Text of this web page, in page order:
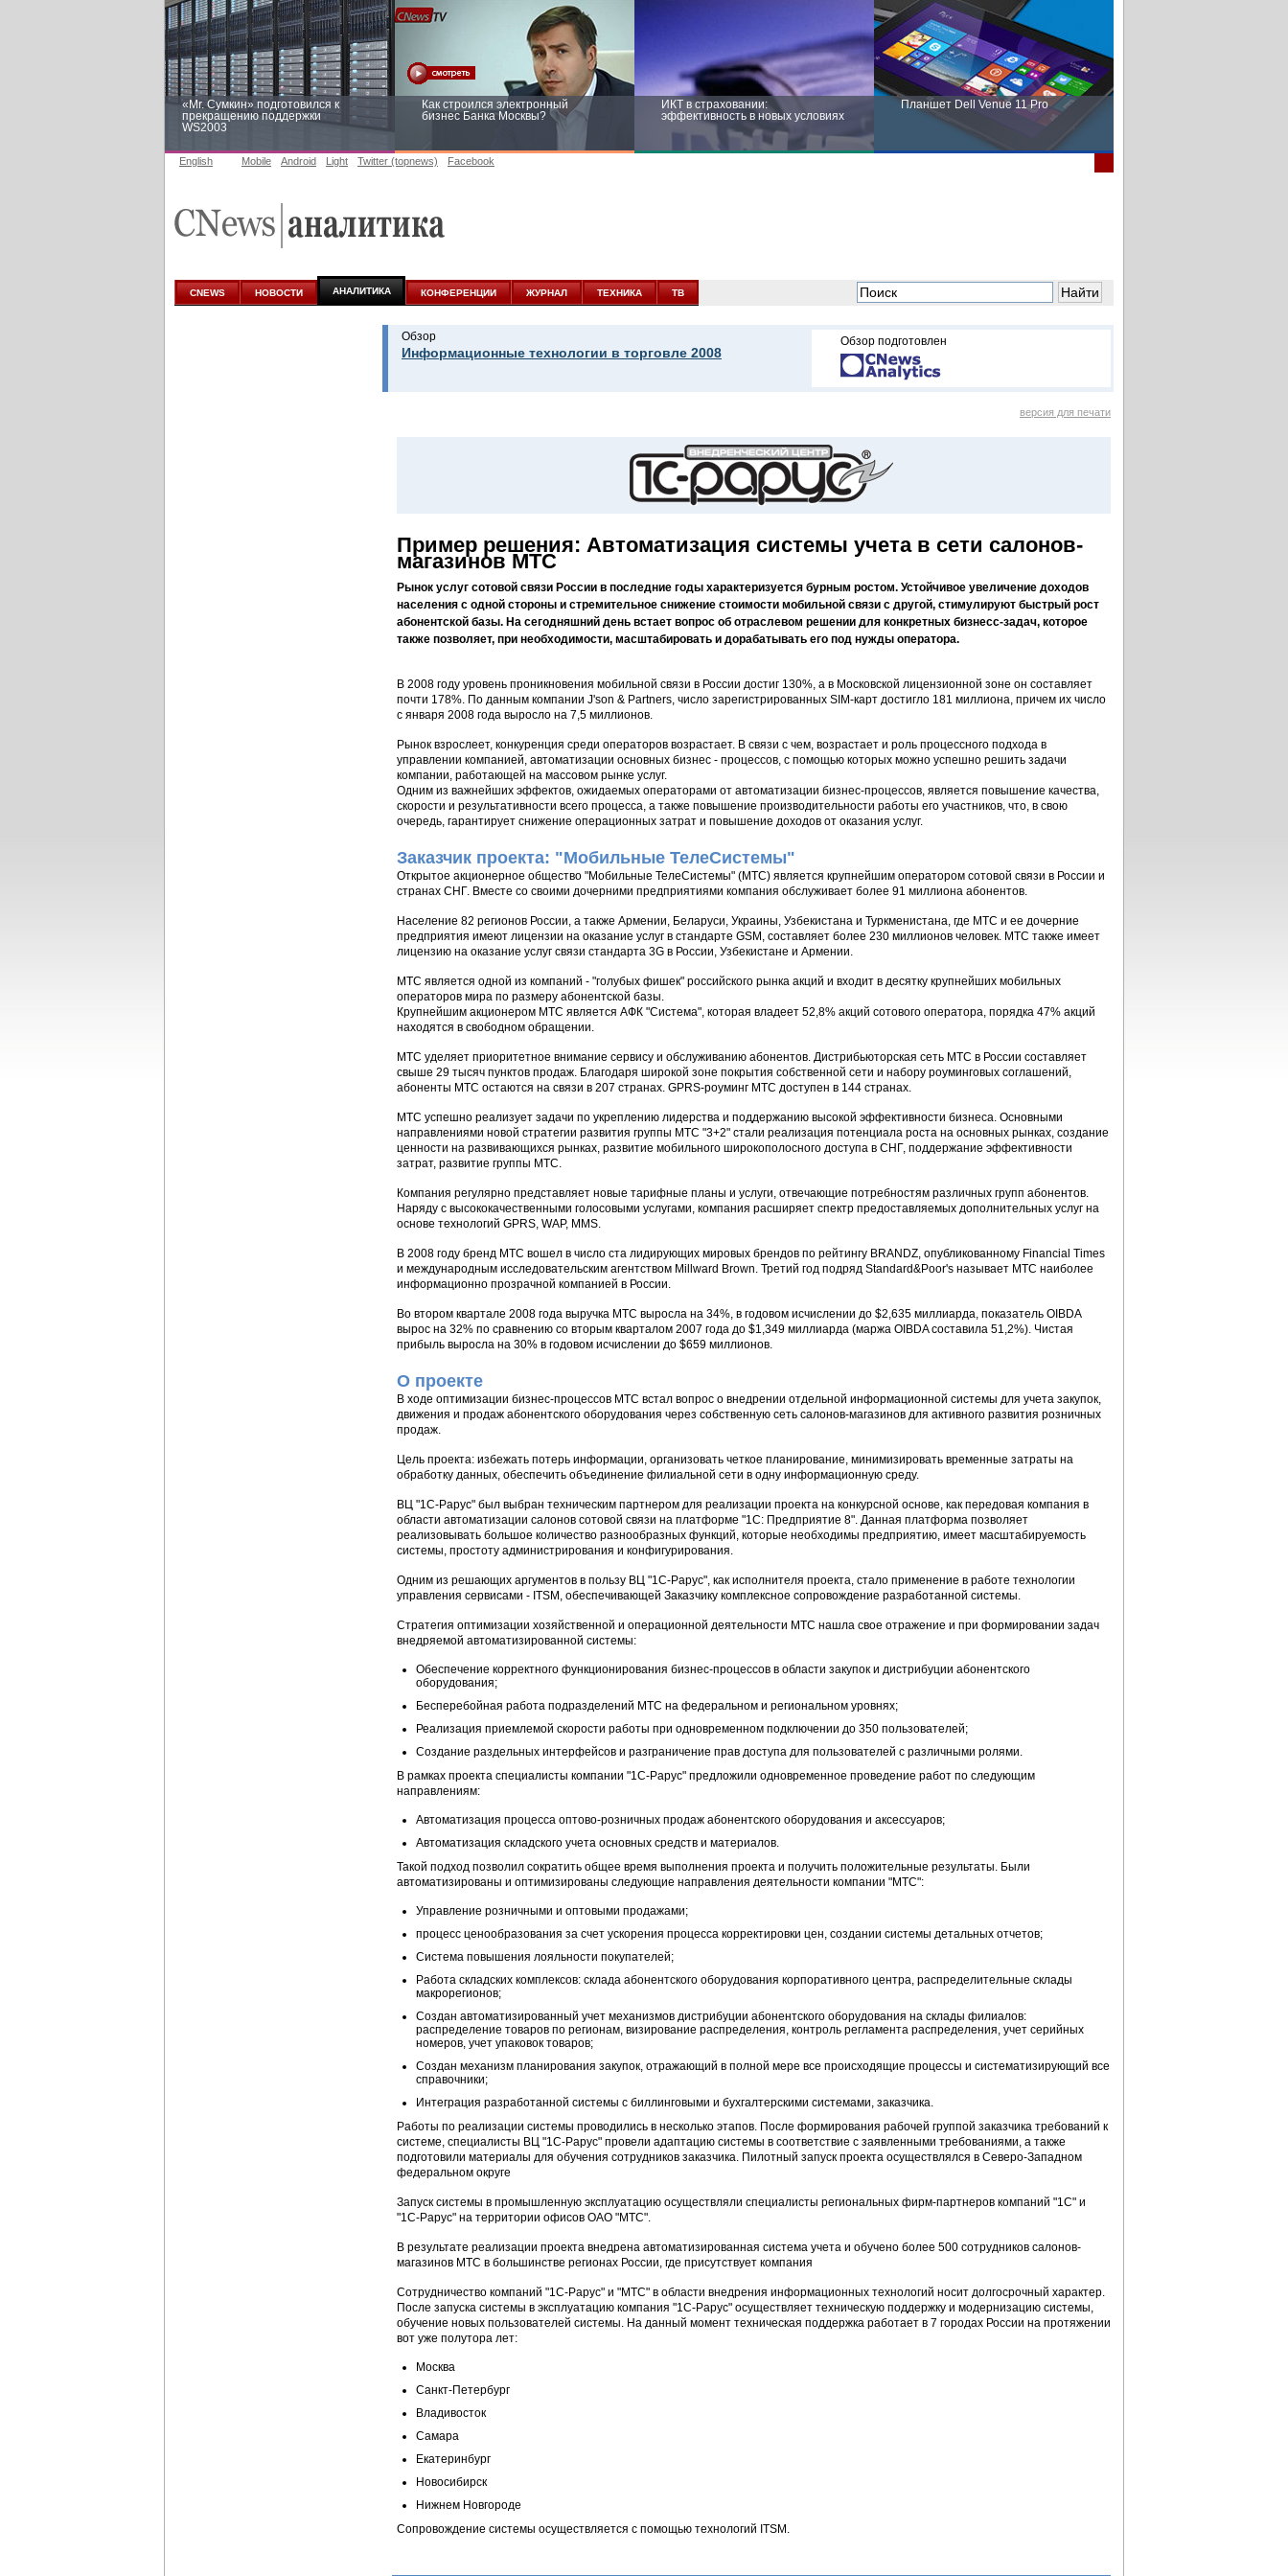
«Mr. Сумкин» подготовился к
прекращению поддержки
WS2003
Как строился электронный
бизнес Банка Москвы?
ИКТ в страховании:
эффективность в новых условиях
Планшет Dell Venue 11 Pro
аналитике
новых условиях
English Mobile Android Light Twitter (topnews) Facebook
CNEWS НОВОСТИ АНАЛИТИКА КОНФЕРЕНЦИИ ЖУРНАЛ ТЕХНИКА ТВ
Обзор
Информационные технологии в торговле 2008
Обзор подготовлен
версия для печати
Пример решения: Автоматизация системы учета в сети салонов-
магазинов МТС
Рынок услуг сотовой связи России в последние годы характеризуется бурным ростом. Устойчивое увеличение доходов
населения с одной стороны и стремительное снижение стоимости мобильной связи с другой, стимулируют быстрый рост
абонентской базы. На сегодняшний день встает вопрос об отраслевом решении для конкретных бизнесс-задач, которое
также позволяет, при необходимости, масштабировать и дорабатывать его под нужды оператора.
В 2008 году уровень проникновения мобильной связи в России достиг 130%, а в Московской лицензионной зоне он составляет
почти 178%. По данным компании J'son & Partners, число зарегистрированных SIM-карт достигло 181 миллиона, причем их число
с января 2008 года выросло на 7,5 миллионов.
Рынок взрослеет, конкуренция среди операторов возрастает. В связи с чем, возрастает и роль процессного подхода в
управлении компанией, автоматизации основных бизнес - процессов, с помощью которых можно успешно решить задачи
компании, работающей на массовом рынке услуг.
Одним из важнейших эффектов, ожидаемых операторами от автоматизации бизнес-процессов, является повышение качества,
скорости и результативности всего процесса, а также повышение производительности работы его участников, что, в свою
очередь, гарантирует снижение операционных затрат и повышение доходов от оказания услуг.
Заказчик проекта: "Мобильные ТелеСистемы"
Открытое акционерное общество "Мобильные ТелеСистемы" (МТС) является крупнейшим оператором сотовой связи в России и
странах СНГ. Вместе со своими дочерними предприятиями компания обслуживает более 91 миллиона абонентов.
Население 82 регионов России, а также Армении, Беларуси, Украины, Узбекистана и Туркменистана, где МТС и ее дочерние
предприятия имеют лицензии на оказание услуг в стандарте GSM, составляет более 230 миллионов человек. МТС также имеет
лицензию на оказание услуг связи стандарта 3G в России, Узбекистане и Армении.
МТС является одной из компаний - "голубых фишек" российского рынка акций и входит в десятку крупнейших мобильных
операторов мира по размеру абонентской базы.
Крупнейшим акционером МТС является АФК "Система", которая владеет 52,8% акций сотового оператора, порядка 47% акций
находятся в свободном обращении.
МТС уделяет приоритетное внимание сервису и обслуживанию абонентов. Дистрибьюторская сеть МТС в России составляет
свыше 29 тысяч пунктов продаж. Благодаря широкой зоне покрытия собственной сети и набору роуминговых соглашений,
абоненты МТС остаются на связи в 207 странах. GPRS-роуминг МТС доступен в 144 странах.
МТС успешно реализует задачи по укреплению лидерства и поддержанию высокой эффективности бизнеса. Основными
направлениями новой стратегии развития группы МТС "3+2" стали реализация потенциала роста на основных рынках, создание
ценности на развивающихся рынках, развитие мобильного широкополосного доступа в СНГ, поддержание эффективности
затрат, развитие группы МТС.
Компания регулярно представляет новые тарифные планы и услуги, отвечающие потребностям различных групп абонентов.
Наряду с высококачественными голосовыми услугами, компания расширяет спектр предоставляемых дополнительных услуг на
основе технологий GPRS, WAP, MMS.
В 2008 году бренд МТС вошел в число ста лидирующих мировых брендов по рейтингу BRANDZ, опубликованному Financial Times
и международным исследовательским агентством Millward Brown. Третий год подряд Standard&Poor's называет МТС наиболее
информационно прозрачной компанией в России.
Во втором квартале 2008 года выручка МТС выросла на 34%, в годовом исчислении до $2,635 миллиарда, показатель OIBDA
вырос на 32% по сравнению со вторым кварталом 2007 года до $1,349 миллиарда (маржа OIBDA составила 51,2%). Чистая
прибыль выросла на 30% в годовом исчислении до $659 миллионов.
О проекте
В ходе оптимизации бизнес-процессов МТС встал вопрос о внедрении отдельной информационной системы для учета закупок,
движения и продаж абонентского оборудования через собственную сеть салонов-магазинов для активного развития розничных
продаж.
Цель проекта: избежать потерь информации, организовать четкое планирование, минимизировать временные затраты на
обработку данных, обеспечить объединение филиальной сети в одну информационную среду.
ВЦ "1С-Рарус" был выбран техническим партнером для реализации проекта на конкурсной основе, как передовая компания в
области автоматизации салонов сотовой связи на платформе "1С: Предприятие 8". Данная платформа позволяет
реализовывать большое количество разнообразных функций, которые необходимы предприятию, имеет масштабируемость
системы, простоту администрирования и конфигурирования.
Одним из решающих аргументов в пользу ВЦ "1С-Рарус", как исполнителя проекта, стало применение в работе технологии
управления сервисами - ITSM, обеспечивающей Заказчику комплексное сопровождение разработанной системы.
Стратегия оптимизации хозяйственной и операционной деятельности МТС нашла свое отражение и при формировании задач
внедряемой автоматизированной системы:
Обеспечение корректного функционирования бизнес-процессов в области закупок и дистрибуции абонентского
оборудования;
Бесперебойная работа подразделений МТС на федеральном и региональном уровнях;
Реализация приемлемой скорости работы при одновременном подключении до 350 пользователей;
Создание раздельных интерфейсов и разграничение прав доступа для пользователей с различными ролями.
В рамках проекта специалисты компании "1С-Рарус" предложили одновременное проведение работ по следующим
направлениям:
Автоматизация процесса оптово-розничных продаж абонентского оборудования и аксессуаров;
Автоматизация складского учета основных средств и материалов.
Такой подход позволил сократить общее время выполнения проекта и получить положительные результаты. Были
автоматизированы и оптимизированы следующие направления деятельности компании "МТС":
Управление розничными и оптовыми продажами;
процесс ценообразования за счет ускорения процесса корректировки цен, создании системы детальных отчетов;
Система повышения лояльности покупателей;
Работа складских комплексов: склада абонентского оборудования корпоративного центра, распределительные склады
макрорегионов;
Создан автоматизированный учет механизмов дистрибуции абонентского оборудования на склады филиалов:
распределение товаров по регионам, визирование распределения, контроль регламента распределения, учет серийных
номеров, учет упаковок товаров;
Создан механизм планирования закупок, отражающий в полной мере все происходящие процессы и систематизирующий все
справочники;
Интеграция разработанной системы с биллинговыми и бухгалтерскими системами, заказчика.
Работы по реализации системы проводились в несколько этапов. После формирования рабочей группой заказчика требований к
системе, специалисты ВЦ "1С-Рарус" провели адаптацию системы в соответствие с заявленными требованиями, а также
подготовили материалы для обучения сотрудников заказчика. Пилотный запуск проекта осуществлялся в Северо-Западном
федеральном округе
Запуск системы в промышленную эксплуатацию осуществляли специалисты региональных фирм-партнеров компаний "1С" и
"1С-Рарус" на территории офисов ОАО "МТС".
В результате реализации проекта внедрена автоматизированная система учета и обучено более 500 сотрудников салонов-
магазинов МТС в большинстве регионах России, где присутствует компания
Сотрудничество компаний "1С-Рарус" и "МТС" в области внедрения информационных технологий носит долгосрочный характер.
После запуска системы в эксплуатацию компания "1С-Рарус" осуществляет техническую поддержку и модернизацию системы,
обучение новых пользователей системы. На данный момент техническая поддержка работает в 7 городах России на протяжении
вот уже полутора лет:
Москва
Санкт-Петербург
Владивосток
Самара
Екатеринбург
Новосибирск
Нижнем Новгороде
Сопровождение системы осуществляется с помощью технологий ITSM.